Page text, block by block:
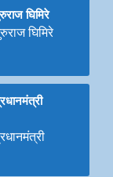
घिमिरे